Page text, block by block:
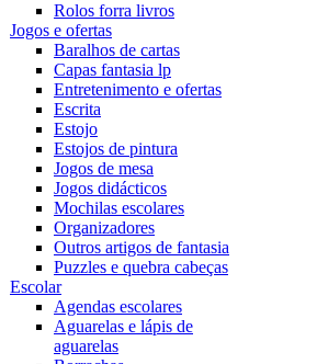
Rolos forra livros
Jogos e ofertas
Baralhos de cartas
Capas fantasia lp
Entretenimento e ofertas
Escrita
Estojo
Estojos de pintura
Jogos de mesa
Jogos didácticos
Mochilas escolares
Organizadores
Outros artigos de fantasia
Puzzles e quebra cabeças
Escolar
Agendas escolares
Aguarelas e lápis de
aguarelas